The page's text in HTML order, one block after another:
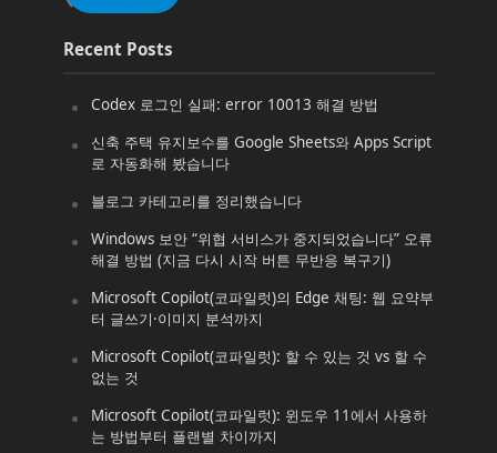
Recent Posts
Codex 로그인 실패: error 10013 해결 방법
신축 주택 유지보수를 Google Sheets와 Apps Script
로 자동화해 봤습니다
블로그 카테고리를 정리했습니다
Windows 보안 “위협 서비스가 중지되었습니다” 오류
해결 방법 (지금 다시 시작 버튼 무반응 복구기)
Microsoft Copilot(코파일럿)의 Edge 채팅: 웹 요약부
터 글쓰기·이미지 분석까지
Microsoft Copilot(코파일럿): 할 수 있는 것 vs 할 수
없는 것
Microsoft Copilot(코파일럿): 윈도우 11에서 사용하
는 방법부터 플랜별 차이까지